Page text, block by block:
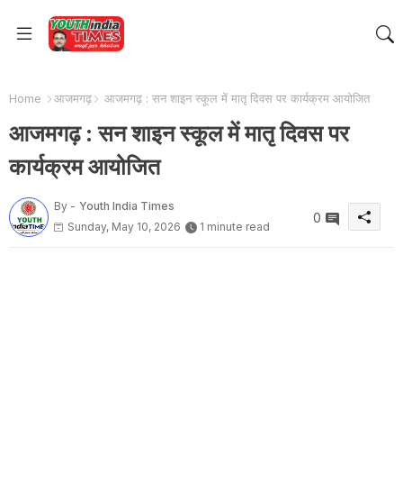
Home आजमगढ़ आजमगढ़ : सन शाइन स्कूल में मातृ दिवस पर कार्यक्रम आयोजित
आजमगढ़ : सन शाइन स्कूल में मातृ दिवस पर
कार्यक्रम आयोजित
By - Youth India Times
Sunday, May 10, 2026
1 minute read
0